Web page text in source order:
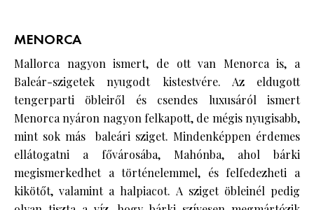
MENORCA
Mallorca nagyon ismert, de ott van Menorca is, a
Baleár-szigetek nyugodt kistestvére. Az eldugott
tengerparti öbleiről és csendes luxusáról ismert
Menorca nyáron nagyon felkapott, de mégis nyugisabb,
mint sok más baleári sziget. Mindenképpen érdemes
ellátogatni a fővárosába, Mahónba, ahol bárki
megismerkedhet a történelemmel, és felfedezheti a
kikötőt, valamint a halpiacot. A sziget öbleinél pedig